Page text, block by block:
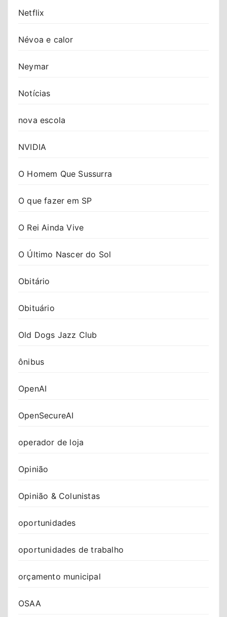
Netflix
Névoa e calor
Neymar
Notícias
nova escola
NVIDIA
O Homem Que Sussurra
O que fazer em SP
O Rei Ainda Vive
O Último Nascer do Sol
Obitário
Obituário
Old Dogs Jazz Club
ônibus
OpenAI
OpenSecureAI
operador de loja
Opinião
Opinião & Colunistas
oportunidades
oportunidades de trabalho
orçamento municipal
OSAA